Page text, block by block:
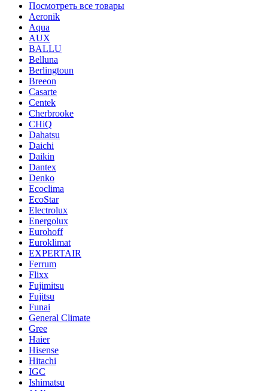
Посмотреть все товары
Aeronik
Aqua
AUX
BALLU
Belluna
Berlingtoun
Breeon
Casarte
Centek
Cherbrooke
CHiQ
Dahatsu
Daichi
Daikin
Dantex
Denko
Ecoclima
EcoStar
Electrolux
Energolux
Eurohoff
Euroklimat
EXPERTAIR
Ferrum
Flixx
Fujimitsu
Fujitsu
Funai
General Climate
Gree
Haier
Hisense
Hitachi
IGC
Ishimatsu